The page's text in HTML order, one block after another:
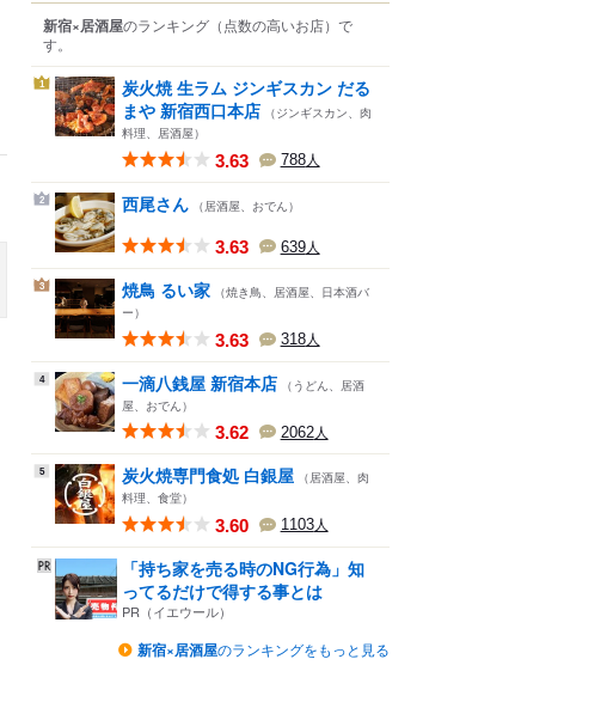
新宿×居酒屋のランキング （点数の高いお店） で
す。
1
炭火焼 生ラム ジンギスカン だる
まや 新宿西口本店 （ジンギスカン、肉
料理、居酒屋）
3.63 788人
2 西尾さん （居酒屋、おでん）
3.63 639人
3 焼鳥 るい家 （焼き鳥、居酒屋、日本酒バ
ー）
3.63 318人
4 一滴八銭屋 新宿本店 （うどん、居酒
屋、おでん）
3.62 2062人
5 炭火焼専門食処 白銀屋 （居酒屋、肉
料理、食堂）
3.60 1103人
「持ち家を売る時のNG行為」知
ってるだけで得する事とは
PR（イエウール）
新宿×居酒屋のランキングをもっと見る